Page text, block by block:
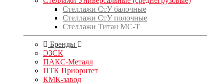
Стеллажи СтУ балочные
Стеллажи СтУ полочные
Стеллажи Титан МС-Т
Бренды
ЭЗСК
ПАКС-Металл
ПТК Приоритет
КМК-завод